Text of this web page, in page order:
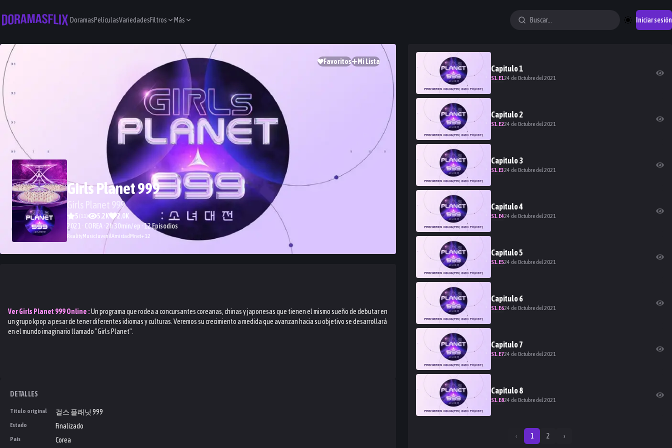
DoramasPelículasVariedadesFiltros Más Iniciar sesión
Favoritos Mi Lista
Girls Planet 999
Girls Planet 999
5( 11) 5.2K
2.0K
2021 · COREA · 2h 30min/ep · 12 Episodios
RealityMusicJuvenilAmistad Mnet+12
VerGirls Planet 999Online :Un programa que rodea a concursantes coreanas, chinas y japonesas que tienen el mismo sueño de debutar en
un grupo kpop a pesar de tener diferentes idiomas y culturas. Veremos su crecimiento a medida que avanzan hacia su objetivo se desarrollará
en el mundo imaginario llamado "Girls Planet".
DETALLES
Título original 걸스 플래닛 999
Estado Finalizado
País Corea
Capitulo1
S1.E124 de Octubre del 2021
Capitulo2
S1.E224 de Octubre del 2021
Capitulo3
S1.E324 de Octubre del 2021
Capitulo4
S1.E424 de Octubre del 2021
Capitulo5
S1.E524 de Octubre del 2021
Capitulo6
S1.E624 de Octubre del 2021
Capitulo7
S1.E724 de Octubre del 2021
Capitulo8
S1.E824 de Octubre del 2021
‹ 1 2 ›